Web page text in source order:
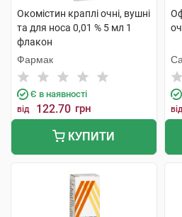
Окомістин краплі очні, вушні
та для носа 0,01 % 5 мл 1
флакон
Фармак
Є в наявності
від 122.70 грн
КУПИТИ
від